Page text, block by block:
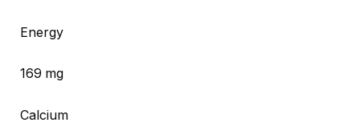
Energy
169 mg
Calcium